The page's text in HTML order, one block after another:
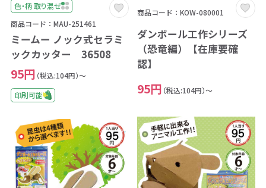
色・柄 取り混ぜ
商品コード：MAU-251461
ミームー ノック式セラミ
ックカッター 36508
95円 （税込:104円）～
印刷可能
商品コード：KOW-080001
ダンボール工作シリーズ
（恐竜編）【在庫要確
認】
95円 （税込:104円）～